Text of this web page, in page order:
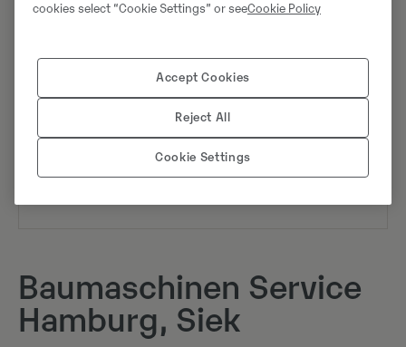
Starke Services für Kunden
Wir suchen nach den optimalen Lösungen und
Baumaschinen Service
Hamburg, Siek
cookies select “Cookie Settings” or seeCookie Policy
Accept Cookies
Reject All
Cookie Settings